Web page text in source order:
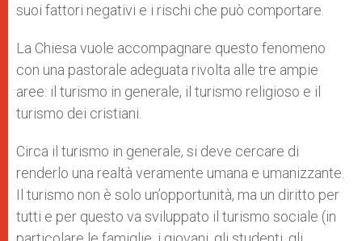
suoi fattori negativi e i rischi che può comportare.
La Chiesa vuole accompagnare questo fenomeno
con una pastorale adeguata rivolta alle tre ampie
aree: il turismo in generale, il turismo religioso e il
turismo dei cristiani.
Circa il turismo in generale, si deve cercare di
renderlo una realtà veramente umana e umanizzante.
Il turismo non è solo un’opportunità, ma un diritto per
tutti e per questo va sviluppato il turismo sociale (in